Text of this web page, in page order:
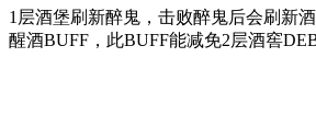
1层酒堡刷新醉鬼，击败醉鬼后会刷新
醒酒BUFF，此BUFF能减免2层酒窖